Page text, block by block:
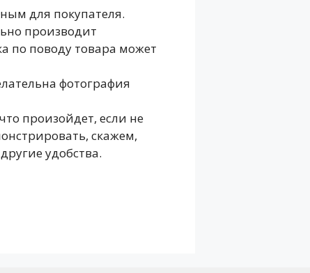
для покупателя.
производит
по поводу товара может
фотография
произойдет, если не
скажем,
удобства.